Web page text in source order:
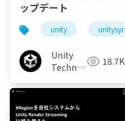
ップデート
unity unitysync
Unity
Technologies18.7K